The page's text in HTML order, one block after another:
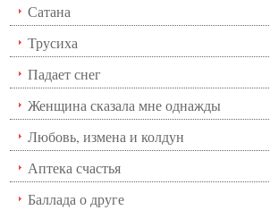
Сатана
Трусиха
Падает снег
Женщина сказала мне однажды
Любовь, измена и колдун
Аптека счастья
Баллада о друге